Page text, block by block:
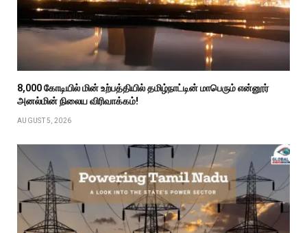
₹8,000 கோடியில் மின் உற்பத்தியில் தமிழ்நாட்டின் மாபெரும் என்னூர்
அனல்மின் நிலைய விரிவாக்கம்!
AUGUST 5, 2026